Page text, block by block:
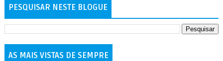
PESQUISAR NESTE BLOGUE
AS MAIS VISTAS DE SEMPRE